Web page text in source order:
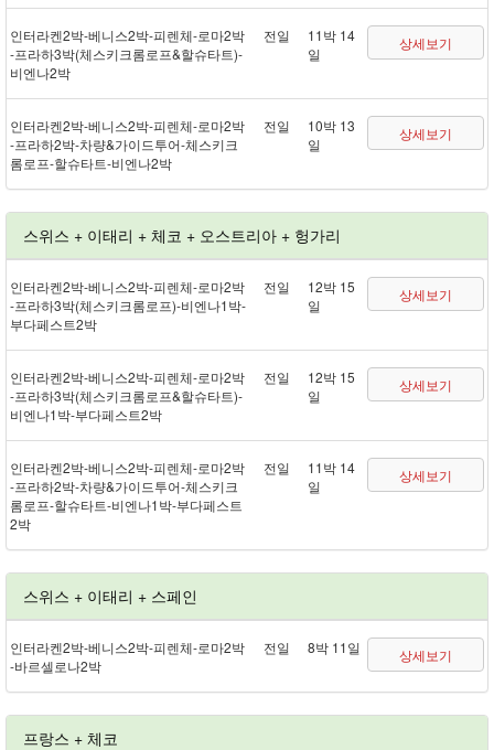
인터라켄 2박 - 베니스 2박 - 피렌체 - 로마 2박
- 프라하 3박(체스키크롬로프&할슈타트) -
비엔나 2박
전일
11박 14
일
상세보기
인터라켄 2박 - 베니스 2박 - 피렌체 - 로마 2박
- 프라하 2박 - 차량&가이드투어 - 체스키크
롬로프 - 할슈타트 - 비엔나 2박
전일
10박 13
일
상세보기
스위스 + 이태리 + 체코 + 오스트리아 + 헝가리
인터라켄 2박 - 베니스 2박 - 피렌체 - 로마 2박
- 프라하 3박(체스키크롬로프) - 비엔나 1박 -
부다페스트 2박
전일
12박 15
일
상세보기
인터라켄 2박 - 베니스 2박 - 피렌체 - 로마 2박
- 프라하 3박(체스키크롬로프&할슈타트) -
비엔나 1박 - 부다페스트 2박
전일
12박 15
일
상세보기
인터라켄 2박 - 베니스 2박 - 피렌체 - 로마 2박
- 프라하 2박 - 차량&가이드투어 - 체스키크
롬로프 - 할슈타트 - 비엔나 1박 - 부다페스트
2박
전일
11박 14
일
상세보기
스위스 + 이태리 + 스페인
인터라켄 2박 - 베니스 2박 - 피렌체 - 로마 2박
- 바르셀로나 2박
전일 8박 11일 상세보기
프랑스 + 체코